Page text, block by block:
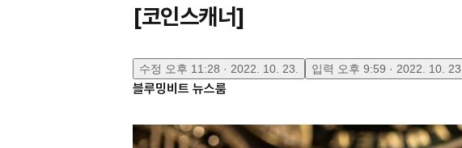
[코인스캐너]
수정 오후 11:28 · 2022. 10. 23. 입력 오후 9:59 · 2022. 10. 23.
블루밍비트 뉴스룸